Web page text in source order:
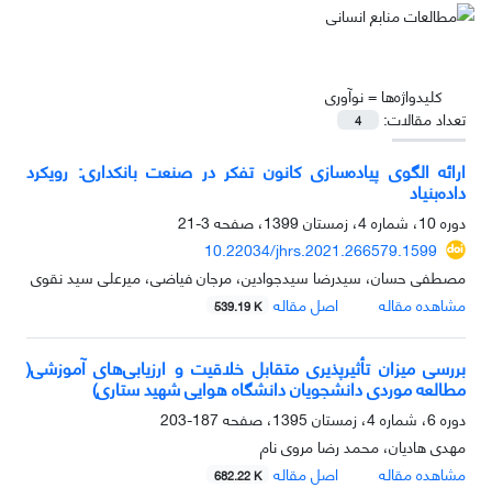
کلیدواژه‌ها =نوآوری
تعداد مقالات:
4
ارائه الگوی پیاده‌سازی کانون تفکر در صنعت بانکداری: رویکرد
داده‌بنیاد
دوره 10، شماره 4، زمستان 1399، صفحه
3-21
10.22034/jhrs.2021.266579.1599
مصطفی حسان، سیدرضا سیدجوادین، مرجان فیاضی، میرعلی سید نقوی
مشاهده مقاله
اصل مقاله 539.19 K
بررسی میزان تأثیرپذیری متقابل خلاقیت و ارزیابی‌های آموزشی(
مطالعه موردی دانشجویان دانشگاه هوایی شهید ستاری)
دوره 6، شماره 4، زمستان 1395، صفحه
187-203
مهدی هادیان، محمد رضا مروی نام
مشاهده مقاله
اصل مقاله 682.22 K